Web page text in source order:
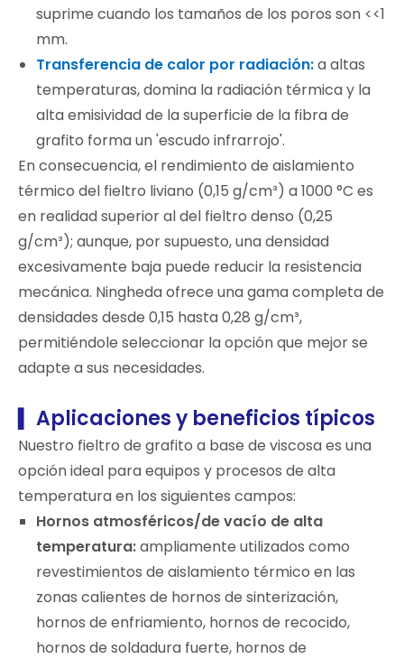
suprime cuando los tamaños de los poros son <<1
mm.
Transferencia de calor por radiación:a altas
temperaturas, domina la radiación térmica y la
alta emisividad de la superficie de la fibra de
grafito forma un 'escudo infrarrojo'.
En consecuencia, el rendimiento de aislamiento
térmico del fieltro liviano (0,15 g/cm³) a 1000 °C es
en realidad superior al del fieltro denso (0,25
g/cm³); aunque, por supuesto, una densidad
excesivamente baja puede reducir la resistencia
mecánica. Ningheda ofrece una gama completa de
densidades desde 0,15 hasta 0,28 g/cm³,
permitiéndole seleccionar la opción que mejor se
adapte a sus necesidades.
Aplicaciones y beneficios típicos
Nuestro fieltro de grafito a base de viscosa es una
opción ideal para equipos y procesos de alta
temperatura en los siguientes campos:
Hornos atmosféricos/de vacío de alta
temperatura:ampliamente utilizados como
revestimientos de aislamiento térmico en las
zonas calientes de hornos de sinterización,
hornos de enfriamiento, hornos de recocido,
hornos de soldadura fuerte, hornos de